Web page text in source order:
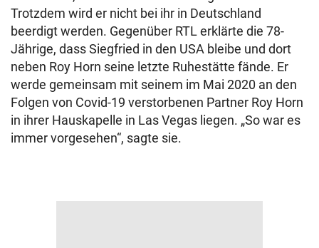
Trotzdem wird er nicht bei ihr in Deutschland
beerdigt werden. Gegenüber RTL erklärte die 78-
Jährige, dass Siegfried in den USA bleibe und dort
neben Roy Horn seine letzte Ruhestätte fände. Er
werde gemeinsam mit seinem im Mai 2020 an den
Folgen von Covid-19 verstorbenen Partner Roy Horn
in ihrer Hauskapelle in Las Vegas liegen. „So war es
immer vorgesehen“, sagte sie.